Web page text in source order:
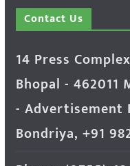
Contact Us
14 Press
Bhopal - 462011
- Advertisement
Bondriya, +91